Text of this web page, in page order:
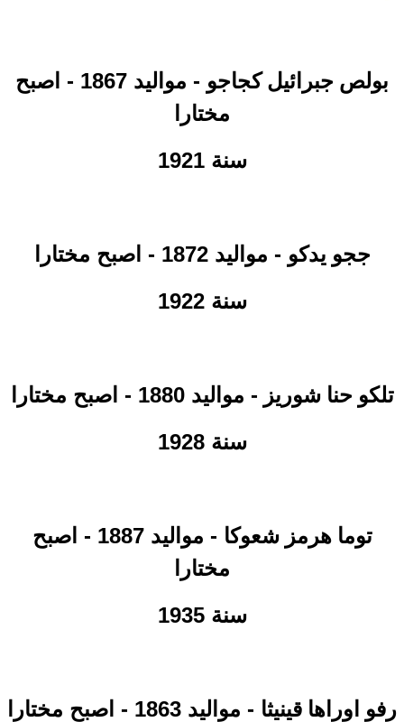
بولص جبرائيل كجاجو
- مواليد 1867 - اصبح
مختارا
سنة 1921
ججو يدكو - مواليد 1872 - اصبح مختارا
سنة 1922
تلكو حنا شوريز - مواليد 1880 - اصبح مختارا
سنة 1928
توما هرمز شعوكا
- مواليد 1887 - اصبح
مختارا
سنة 1935
رفو اوراها قينيثا - مواليد 1863 - اصبح مختارا